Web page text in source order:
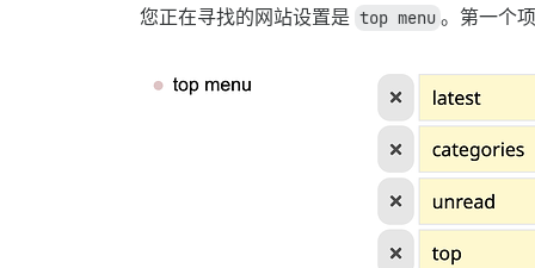
您正在寻找的网站设置是 top menu 。第一个